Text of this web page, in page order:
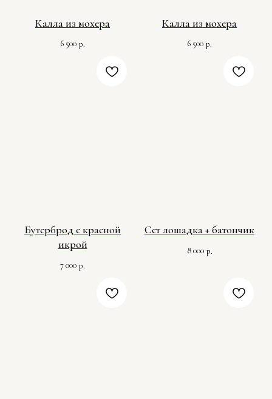
Калла из мохера
6 500 р.
Калла из мохера
6 500 р.
Бутерброд с красной
икрой
7 000 р.
Сет лошадка + батончик
8 000 р.